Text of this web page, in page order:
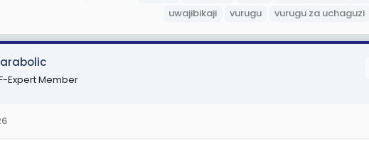
r
d
s
uwajibikaji
vurugu vurugu za uchaguzi
Expert Member